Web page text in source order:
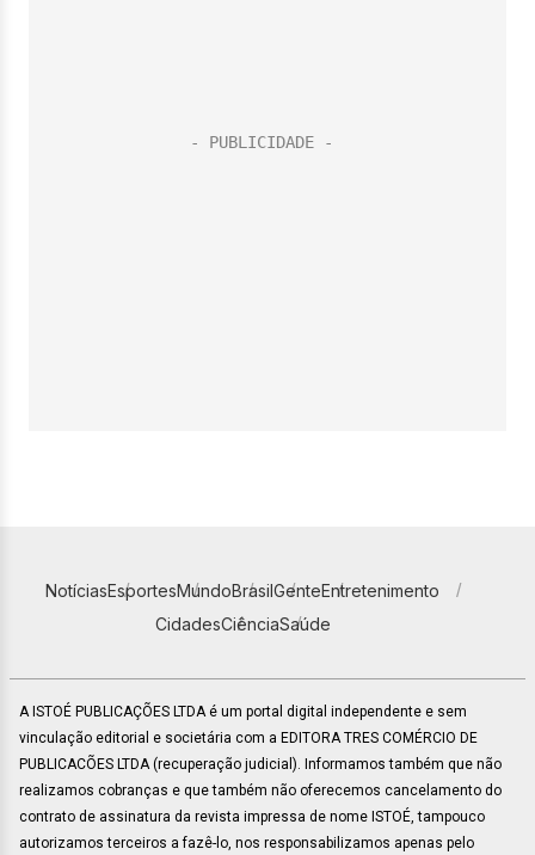
NotíciasEsportesMundoBrasilGenteEntretenimento
CidadesCiênciaSaúde
A ISTOÉ PUBLICAÇÕES LTDA é um portal digital independente e sem
vinculação editorial e societária com a EDITORA TRES COMÉRCIO DE
PUBLICACÕES LTDA (recuperação judicial). Informamos também que não
realizamos cobranças e que também não oferecemos cancelamento do
contrato de assinatura da revista impressa de nome ISTOÉ, tampouco
autorizamos terceiros a fazê-lo, nos responsabilizamos apenas pelo